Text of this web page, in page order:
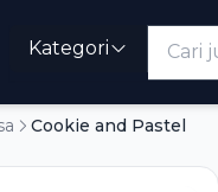
Kategori
Cookie and Pastel